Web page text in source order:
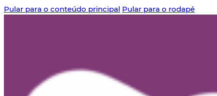
Pular para o conteúdo principal Pular para o rodapé